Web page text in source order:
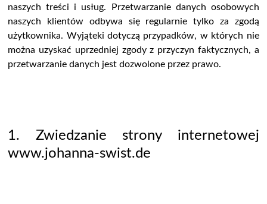
naszych treści i usług. Przetwarzanie danych osobowych
naszych klientów odbywa się regularnie tylko za zgodą
użytkownika. Wyjąteki dotyczą przypadków, w których nie
można uzyskać uprzedniej zgody z przyczyn faktycznych, a
przetwarzanie danych jest dozwolone przez prawo.
1. Zwiedzanie strony internetowej
www.johanna-swist.de